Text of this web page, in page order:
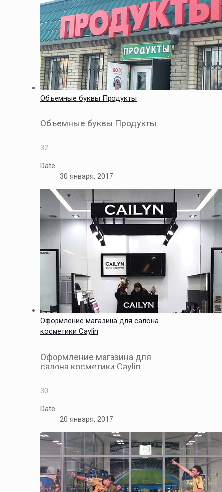
Объемные буквы Продукты
Объемные буквы Продукты
32
Date
30 января, 2017
Оформление магазина для салона
косметики Caylin
Оформление магазина для
салона косметики Caylin
30
Date
20 января, 2017